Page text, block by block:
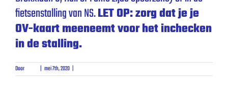
fietsenstalling van NS.LET OP: zorg dat je je
OV-kaart meeneemt voor het inchecken
in de stalling.
Door | mei 7th, 2020 |